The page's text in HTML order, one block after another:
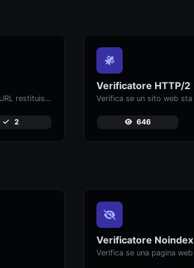
Ottieni tutti gli header HTTP che un URL restituisce per una tipica richiesta GET.
2
Verificatore HTTP/2
646
Verificatore Noindex